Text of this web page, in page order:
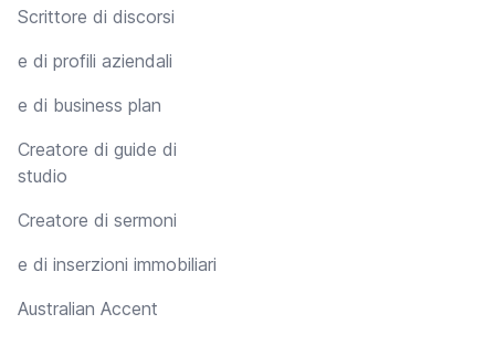
Scrittore di discorsi
e di profili aziendali
e di business plan
Creatore di guide di
studio
Creatore di sermoni
e di inserzioni immobiliari
Australian Accent